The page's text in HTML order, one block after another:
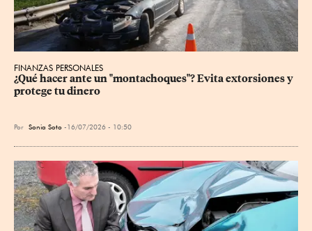
FINANZAS PERSONALES
¿Qué hacer ante un "montachoques"? Evita extorsiones y
protege tu dinero
Por Sonia Soto 16/07/2026 - 10:50